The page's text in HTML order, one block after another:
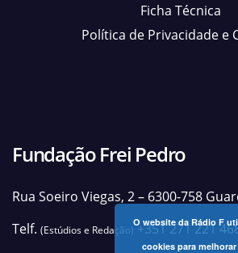
Ficha Técnica
Política de Privacidade e
Fundação Frei Pedro
Rua Soeiro Viegas, 2 – 6300-758
Telf. (Estúdios e Redação)+351 271 221
O website da Rádio F
cookies para melhorar